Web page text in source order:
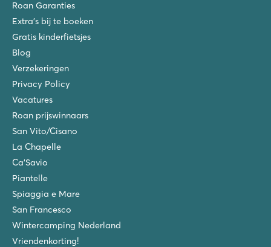
Roan Garanties
Extra's bij te boeken
Gratis kinderfietsjes
Blog
Verzekeringen
Privacy Policy
Vacatures
Roan prijswinnaars
San Vito/Cisano
La Chapelle
Ca'Savio
Piantelle
Spiaggia e Mare
San Francesco
Wintercamping Nederland
Vriendenkorting!